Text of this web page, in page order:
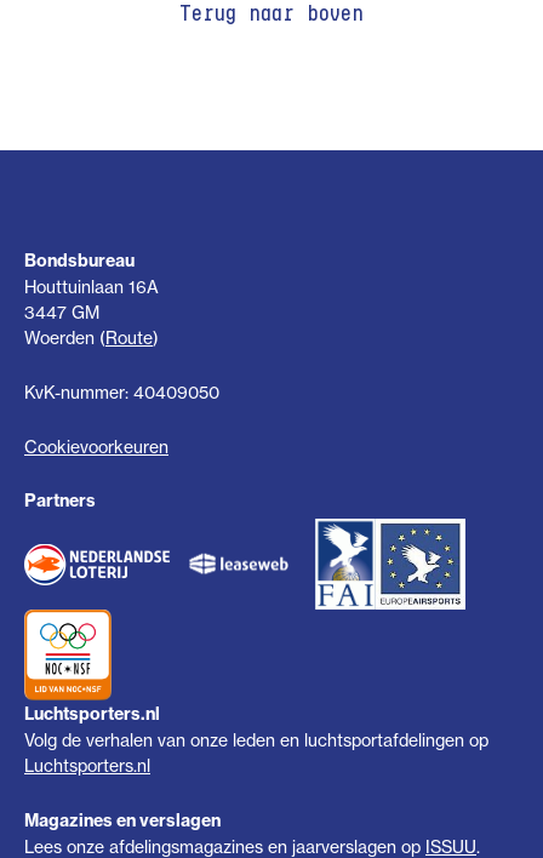
Terug naar boven
Bondsbureau
Houttuinlaan 16A
3447 GM
Woerden (Route)
KvK-nummer: 40409050
Cookievoorkeuren
Partners
Luchtsporters.nl
Volg de verhalen van onze leden en luchtsportafdelingen op
Luchtsporters.nl
Magazines en verslagen
Lees onze afdelingsmagazines en jaarverslagen op ISSUU.